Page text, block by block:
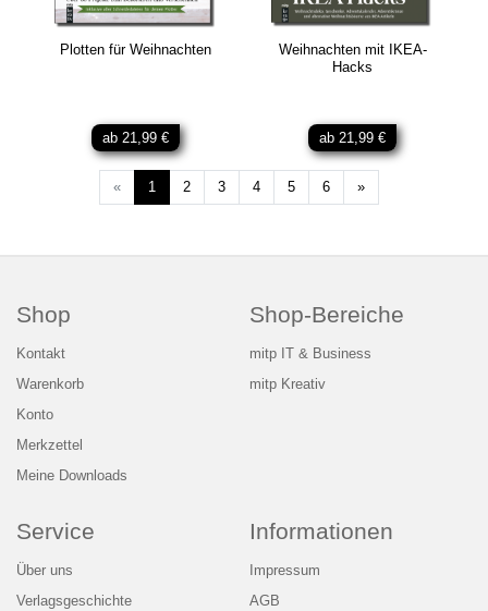
Plotten für Weihnachten
ab 21,99 €
Weihnachten mit IKEA-
Hacks
ab 21,99 €
« 1 2 3 4 5 6 »Weiter
Shop
Kontakt
Warenkorb
Konto
Merkzettel
Meine Downloads
Shop-Bereiche
mitp IT & Business
mitp Kreativ
Service
Über uns
Verlagsgeschichte
Informationen
Impressum
AGB